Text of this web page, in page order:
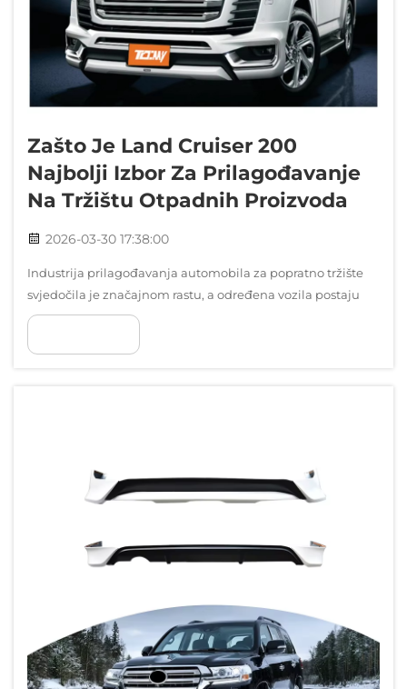
Zašto Je Land Cruiser 200
Najbolji Izbor Za Prilagođavanje
Na Tržištu Otpadnih Proizvoda
2026-03-30 17:38:00
Industrija prilagođavanja automobila za popratno tržište
svjedočila je značajnom rastu, a određena vozila postaju
omiljena platforma za entuzijaste i profesionalce. Među